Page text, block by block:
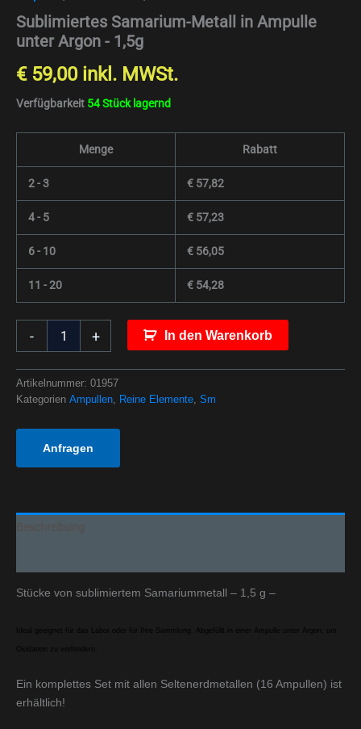
Sublimiertes Samarium-Metall in Ampulle
unter Argon - 1,5g
€59,00 inkl. MWSt.
Verfügbarkeit 54 Stück lagernd
Menge Rabatt
2 - 3 € 57,82
4 - 5 € 57,23
6 - 10 € 56,05
11 - 20 € 54,28
- + In den Warenkorb
Artikelnummer: 01957
Kategorien Ampullen Reine Elemente Sm
Anfragen
Stücke von sublimiertem Samariummetall – 1,5 g –
Oxidation zu verhindern.
Ein komplettes Set mit allen Seltenerdmetallen (16 Ampullen) ist
erhältlich!